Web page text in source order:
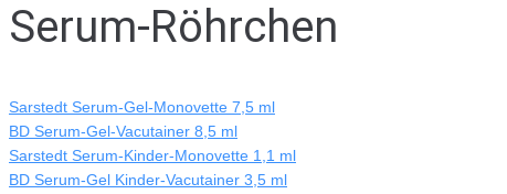
Serum-Röhrchen
Sarstedt Serum-Gel-Monovette 7,5 ml
BD Serum-Gel-Vacutainer 8,5 ml
Sarstedt Serum-Kinder-Monovette 1,1 ml
BD Serum-Gel Kinder-Vacutainer 3,5 ml